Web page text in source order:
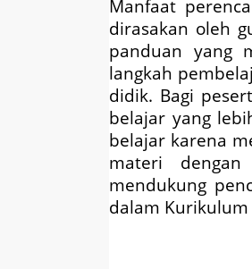
Manfaat
dirasakan oleh
panduan yang
langkah
didik. Bagi
belajar yang
belajar karena
materi
mendukung
dalam